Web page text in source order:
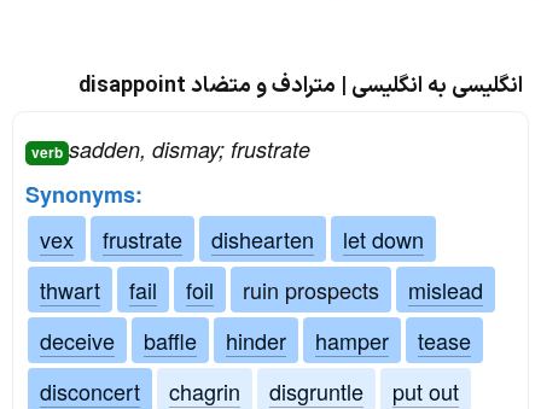
انگلیسی به انگلیسی | مترادف و متضاد disappoint
verb sadden, dismay; frustrate
Synonyms:
vex
frustrate dishearten
let down
thwart
fail foil ruin prospects
mislead
deceive
baffle hinder hamper
tease
disconcert
chagrin disgruntle
put out